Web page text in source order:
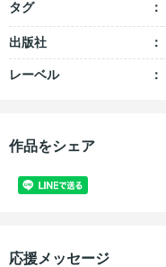
タグ
出版社
レーベル
作品をシェア
応援メッセージ